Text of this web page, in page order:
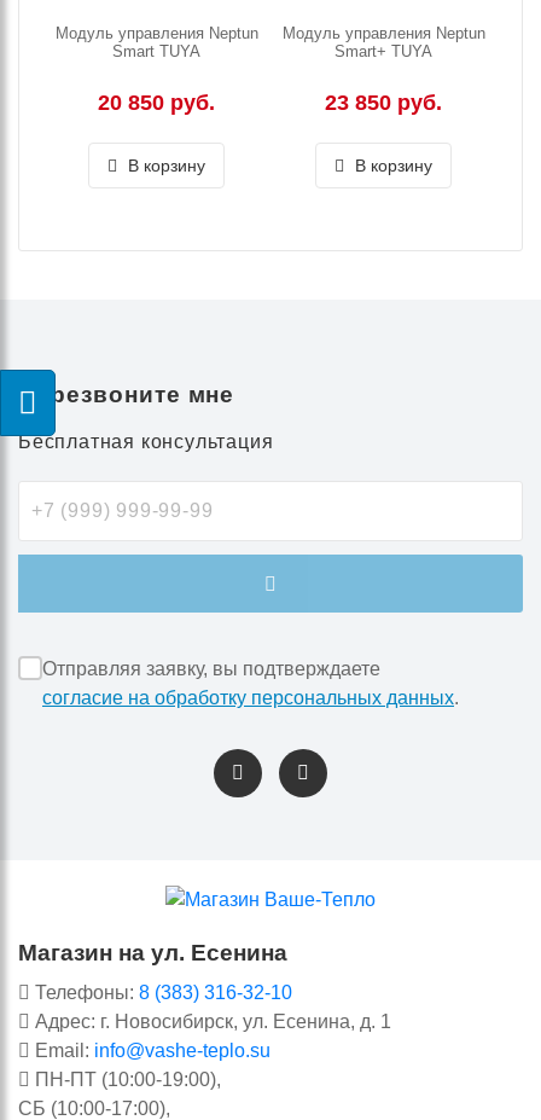
Модуль управления Neptun
Smart TUYA
20 850 руб.
В корзину
Модуль управления Neptun
Smart+ TUYA
23 850 руб.
В корзину
Перезвоните мне
Бесплатная консультация
Отправляя заявку, вы подтверждаете
согласие на обработку персональных данных.
Магазин на ул. Есенина
Телефоны: 8 (383) 316-32-10
Адрес: г. Новосибирск, ул. Есенина, д. 1
Email: info@vashe-teplo.su
ПН-ПТ (10:00-19:00),
СБ (10:00-17:00),